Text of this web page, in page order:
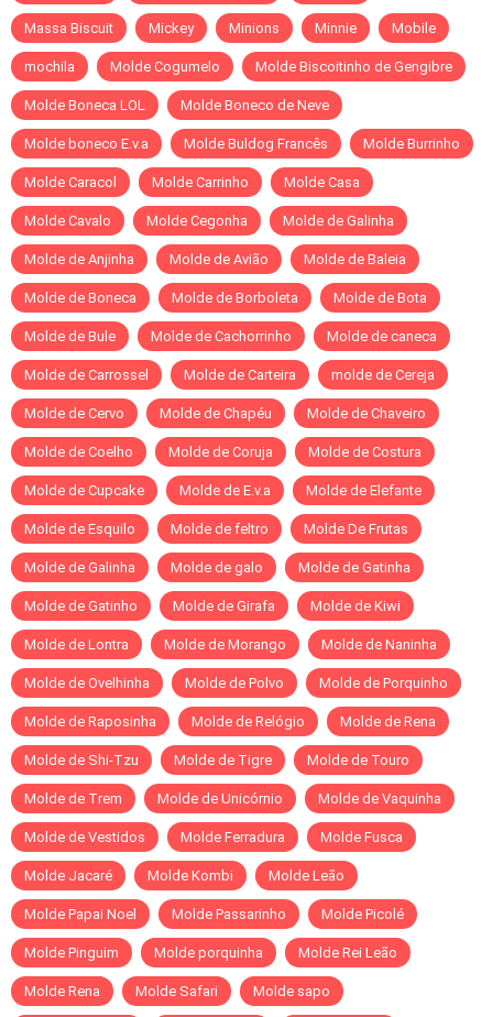
Massa Biscuit Mickey Minions Minnie Mobile
mochila Molde Cogumelo Molde Biscoitinho de Gengibre
Molde Boneca LOL Molde Boneco de Neve
Molde boneco E.v.a Molde Buldog Francês Molde Burrinho
Molde Caracol Molde Carrinho Molde Casa
Molde Cavalo Molde Cegonha Molde de Galinha
Molde de Anjinha Molde de Avião Molde de Baleia
Molde de Boneca Molde de Borboleta Molde de Bota
Molde de Bule Molde de Cachorrinho Molde de caneca
Molde de Carrossel Molde de Carteira molde de Cereja
Molde de Cervo Molde de Chapéu Molde de Chaveiro
Molde de Coelho Molde de Coruja Molde de Costura
Molde de Cupcake Molde de E.v.a Molde de Elefante
Molde de Esquilo Molde de feltro Molde De Frutas
Molde de Galinha Molde de galo Molde de Gatinha
Molde de Gatinho Molde de Girafa Molde de Kiwi
Molde de Lontra Molde de Morango Molde de Naninha
Molde de Ovelhinha Molde de Polvo Molde de Porquinho
Molde de Raposinha Molde de Relógio Molde de Rena
Molde de Shi-Tzu Molde de Tigre Molde de Touro
Molde de Trem Molde de Unicórnio Molde de Vaquinha
Molde de Vestidos Molde Ferradura Molde Fusca
Molde Jacaré Molde Kombi Molde Leão
Molde Papai Noel Molde Passarinho Molde Picolé
Molde Pinguim Molde porquinha Molde Rei Leão
Molde Rena Molde Safari Molde sapo